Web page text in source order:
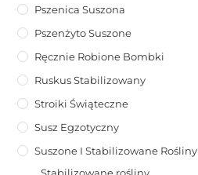
Pszenica Suszona
Pszenżyto Suszone
Ręcznie Robione Bombki
Ruskus Stabilizowany
Stroiki Świąteczne
Susz Egzotyczny
Suszone I Stabilizowane Rośliny
Stabilizowane rośliny